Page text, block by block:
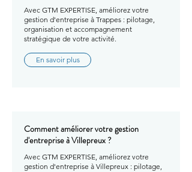
Avec GTM EXPERTISE, améliorez votre
gestion d'entreprise à Trappes : pilotage,
organisation et accompagnement
stratégique de votre activité.
En savoir plus
Comment améliorer votre gestion
d'entreprise à Villepreux ?
Avec GTM EXPERTISE, améliorez votre
gestion d'entreprise à Villepreux : pilotage,